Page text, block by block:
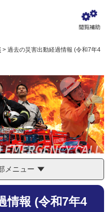
> 過去の災害出動経過情報 (令和7年4
メニュー
情報 (令和7年4